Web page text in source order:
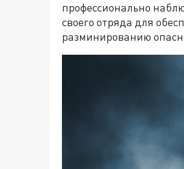
профессионально
своего отряда для
разминированию